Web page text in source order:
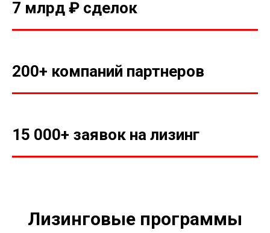
7 млрд ₽ сделок
200+ компаний партнеров
15 000+ заявок на лизинг
Лизинговые программы